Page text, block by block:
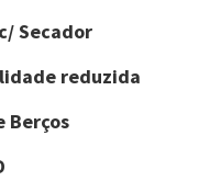
Secador
reduzida
Berços